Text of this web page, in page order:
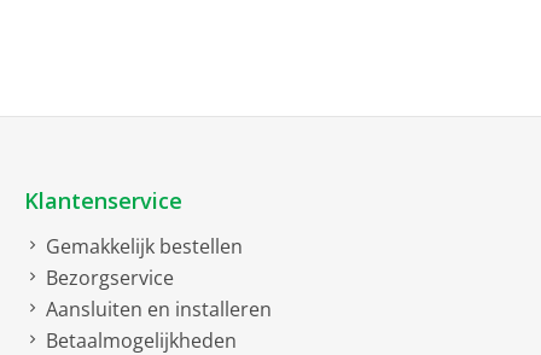
Klantenservice
Gemakkelijk bestellen
Bezorgservice
Aansluiten en installeren
Betaalmogelijkheden